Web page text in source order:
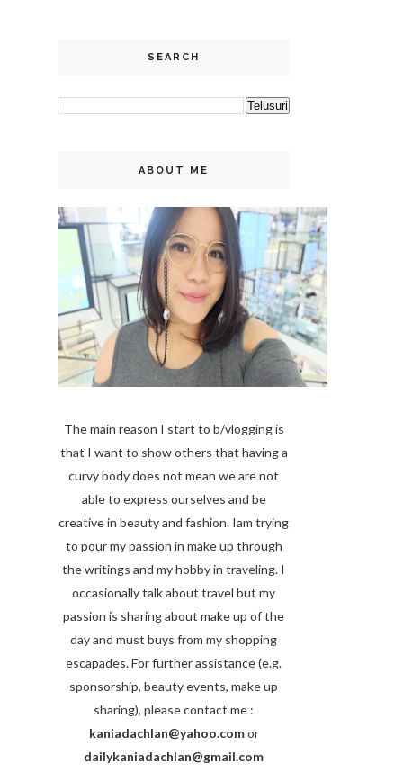
SEARCH
ABOUT ME
The main reason I start to b/vlogging is
that I want to show others that having a
curvy body does not mean we are not
able to express ourselves and be
creative in beauty and fashion. Iam trying
to pour my passion in make up through
the writings and my hobby in traveling. I
occasionally talk about travel but my
passion is sharing about make up of the
day and must buys from my shopping
escapades. For further assistance (e.g.
sponsorship, beauty events, make up
sharing), please contact me :
kaniadachlan@yahoo.comor
dailykaniadachlan@gmail.com